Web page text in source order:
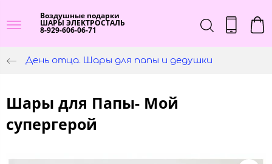
Воздушные подарки
ШАРЫ ЭЛЕКТРОСТАЛЬ
8-929-606-06-71
День отца. Шары для папы и дедушки
Шары для Папы- Мой
супергерой